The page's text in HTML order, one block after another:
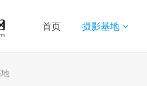
首页 摄影基地